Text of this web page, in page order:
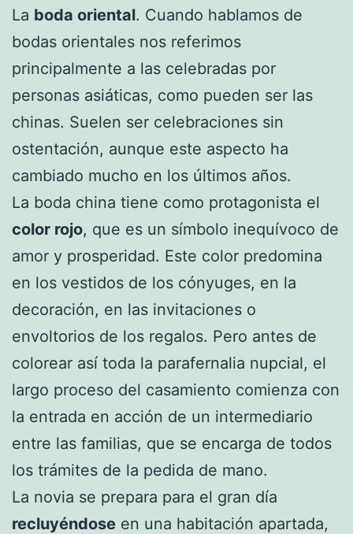
La boda oriental. Cuando hablamos de
bodas orientales nos referimos
principalmente a las celebradas por
personas asiáticas, como pueden ser las
chinas. Suelen ser celebraciones sin
ostentación, aunque este aspecto ha
cambiado mucho en los últimos años.
La boda china tiene como protagonista el
color rojo, que es un símbolo inequívoco de
amor y prosperidad. Este color predomina
en los vestidos de los cónyuges, en la
decoración, en las invitaciones o
envoltorios de los regalos. Pero antes de
colorear así toda la parafernalia nupcial, el
largo proceso del casamiento comienza con
la entrada en acción de un intermediario
entre las familias, que se encarga de todos
los trámites de la pedida de mano.
La novia se prepara para el gran día
recluyéndose en una habitación apartada,